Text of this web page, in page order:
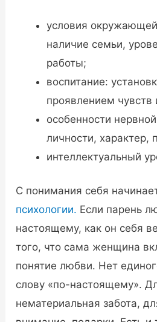
условия
наличие семьи,
работы;
воспитание:
проявлением чувств
особенности
личности, характер,
интеллектуальный
С понимания себя
психологии. Если парень
настоящему, как он себя
того, что сама женщина
понятие любви. Нет
слову «по-настоящему».
нематериальная забота,